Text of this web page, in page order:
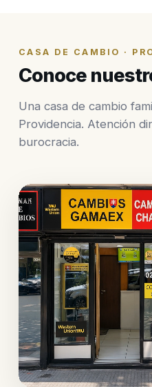
CASA DE CAMBIO ·
Conoce
Una casa de cambio
Providencia. Atención
burocracia.